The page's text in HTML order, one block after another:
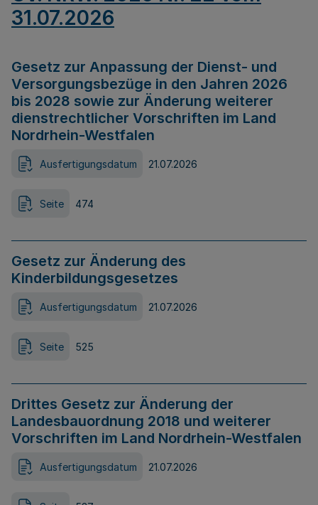
31.07.2026
Gesetz zur Anpassung der Dienst- und
Versorgungsbezüge in den Jahren 2026
bis 2028 sowie zur Änderung weiterer
dienstrechtlicher Vorschriften im Land
Nordrhein-Westfalen
Ausfertigungsdatum 21.07.2026
Seite 474
Gesetz zur Änderung des
Kinderbildungsgesetzes
Ausfertigungsdatum 21.07.2026
Seite 525
Drittes Gesetz zur Änderung der
Landesbauordnung 2018 und weiterer
Vorschriften im Land Nordrhein-Westfalen
Ausfertigungsdatum 21.07.2026